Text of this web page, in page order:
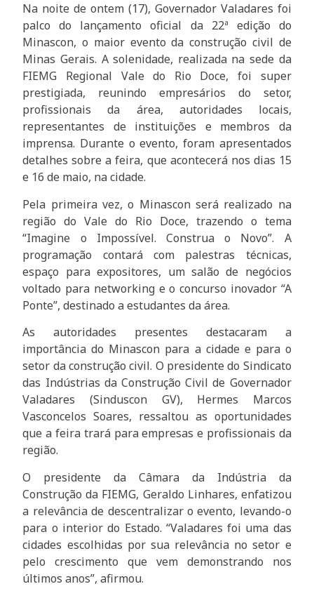
Na noite de ontem (17), Governador Valadares foi
palco do lançamento oficial da 22ª edição do
Minascon, o maior evento da construção civil de
Minas Gerais. A solenidade, realizada na sede da
FIEMG Regional Vale do Rio Doce, foi super
prestigiada, reunindo empresários do setor,
profissionais da área, autoridades locais,
representantes de instituições e membros da
imprensa. Durante o evento, foram apresentados
detalhes sobre a feira, que acontecerá nos dias 15
e 16 de maio, na cidade.
Pela primeira vez, o Minascon será realizado na
região do Vale do Rio Doce, trazendo o tema
“Imagine o Impossível. Construa o Novo”. A
programação contará com palestras técnicas,
espaço para expositores, um salão de negócios
voltado para networking e o concurso inovador “A
Ponte”, destinado a estudantes da área.
As autoridades presentes destacaram a
importância do Minascon para a cidade e para o
setor da construção civil. O presidente do Sindicato
das Indústrias da Construção Civil de Governador
Valadares (Sinduscon GV), Hermes Marcos
Vasconcelos Soares, ressaltou as oportunidades
que a feira trará para empresas e profissionais da
região.
O presidente da Câmara da Indústria da
Construção da FIEMG, Geraldo Linhares, enfatizou
a relevância de descentralizar o evento, levando-o
para o interior do Estado. “Valadares foi uma das
cidades escolhidas por sua relevância no setor e
pelo crescimento que vem demonstrando nos
últimos anos”, afirmou.